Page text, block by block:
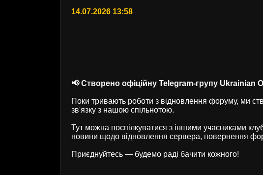
14.07.2026 13:58
📢 Створено офіційну Telegram-групу Ukrainian
Поки тривають роботи з відновлення форуму, ми
зв'язку з нашою спільнотою.
Тут можна поспілкуватися з іншими учасниками
новини щодо відновлення сервера, повернення
Приєднуйтесь — будемо раді бачити кожного!